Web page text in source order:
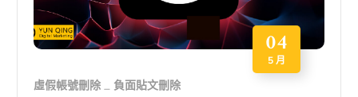
04
5 月
虛假帳號刪除 負面貼文刪除